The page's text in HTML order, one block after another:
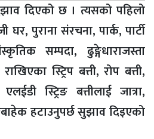
दिएको छ । त्यसको पहिलो
पुराना संरचना, पार्क, पार्टी
सम्पदा, ढुङ्गेधाराजस्ता
स्ट्रिप बत्ती, रोप बत्ती,
स्ट्रिङ बत्तीलाई जात्रा,
हटाउनुपर्छ सुझाव दिइएको